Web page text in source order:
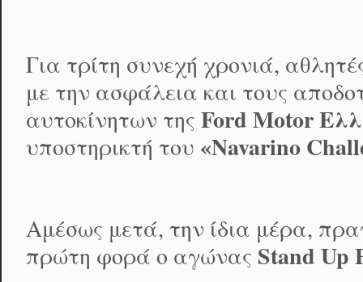
Για τρίτη συνεχή χρονιά,
με την ασφάλεια και τους
αυτοκίνητων της Ford Motor
υποστηρικτή του «Navarino
Αμέσως μετά, την ίδια μέρα,
πρώτη φορά ο αγώνας StandUp